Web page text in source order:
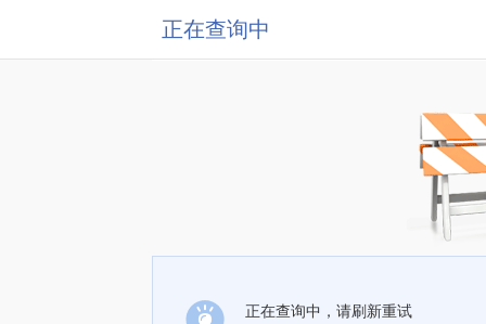
正在查询中
正在查询中，请刷新重试